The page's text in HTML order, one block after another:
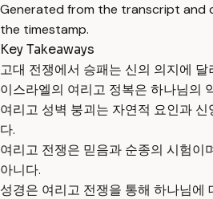
Generated from the transcript and
the timestamp.
Key Takeaways
고대 전쟁에서 승패는 신의 의지에 달
이스라엘의 여리고 정복은 하나님의
여리고 성벽 붕괴는 자연적 요인과
다.
여리고 전쟁은 믿음과 순종의 시험이
아니다.
성경은 여리고 전쟁을 통해 하나님에